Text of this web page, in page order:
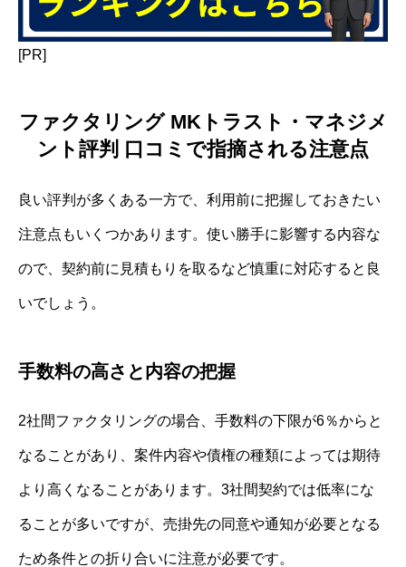
[PR]
ファクタリング MKトラスト・マネジメ
ント評判 口コミで指摘される注意点
良い評判が多くある一方で、利用前に把握しておきたい
注意点もいくつかあります。使い勝手に影響する内容な
ので、契約前に見積もりを取るなど慎重に対応すると良
いでしょう。
手数料の高さと内容の把握
2社間ファクタリングの場合、手数料の下限が6％からと
なることがあり、案件内容や債権の種類によっては期待
より高くなることがあります。3社間契約では低率にな
ることが多いですが、売掛先の同意や通知が必要となる
ため条件との折り合いに注意が必要です。